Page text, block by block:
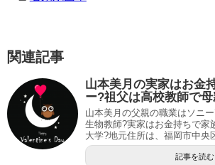
関連記事
山本美月の実家はお金
ー?祖父は高校教師で
山本美月の父親の職業はソニ
生物教師?実家はお金持ちで家
大学?地元住所は、福岡市中央
記事を読む